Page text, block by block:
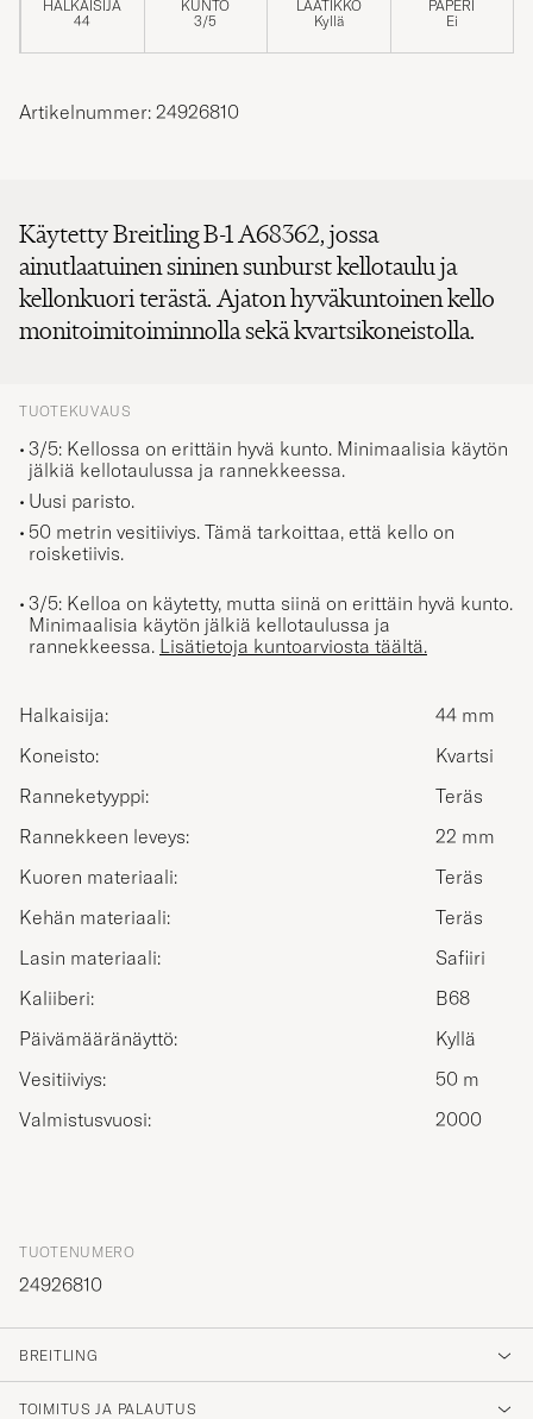
HALKAISIJA
44
KUNTO
3/5
LAATIKKO
Kyllä
PAPERI
Ei
Artikelnummer: 24926810
Käytetty Breitling B-1 A68362, jossa
ainutlaatuinen sininen sunburst kellotaulu ja
kellonkuori terästä. Ajaton hyväkuntoinen kello
monitoimitoiminnolla sekä kvartsikoneistolla.
TUOTEKUVAUS
3/5: Kellossa on erittäin hyvä kunto. Minimaalisia käytön
jälkiä kellotaulussa ja rannekkeessa.
Uusi paristo.
50 metrin vesitiiviys. Tämä tarkoittaa, että kello on
roisketiivis.
3/5: Kelloa on käytetty, mutta siinä on erittäin hyvä kunto.
Minimaalisia käytön jälkiä kellotaulussa ja
rannekkeessa. Lisätietoja kuntoarviosta täältä.
Halkaisija:
44 mm
Koneisto:
Kvartsi
Ranneketyyppi:
Teräs
Rannekkeen leveys:
22 mm
Kuoren materiaali:
Teräs
Kehän materiaali:
Teräs
Lasin materiaali:
Safiiri
Kaliiberi:
B68
Päivämääränäyttö:
Kyllä
Vesitiiviys:
50 m
Valmistusvuosi:
2000
TUOTENUMERO
24926810
BREITLING
TOIMITUS JA PALAUTUS